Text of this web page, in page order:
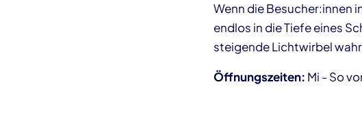
Wenn die Besucher:innen
endlos in die Tiefe eines
steigende Lichtwirbel
Öffnungszeiten: Mi - So